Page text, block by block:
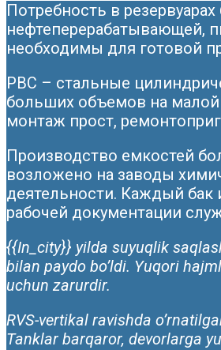
Потребность в
нефтеперерабатывающей,
необходимы для готовой
РВС – стальные
больших объемов на малой
монтаж прост,
Производство емкостей
возложено на заводы
деятельности. Каждый бак
рабочей документации
{{In_city}} yilda suyuqlik
bilan paydo bo’ldi. Yuqori
uchun zarurdir.
RVS-vertikal ravishda
Tanklar barqaror, devorlarga